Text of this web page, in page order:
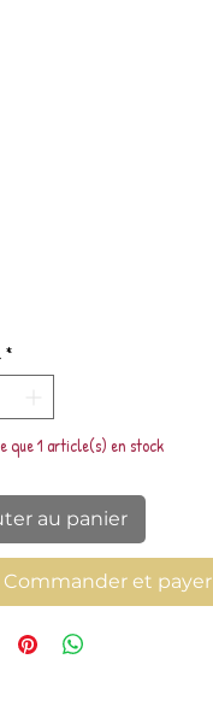
*
que 1 article(s) en stock
au panier
Commander et payer